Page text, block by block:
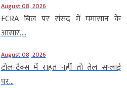
August 08, 2026
FCRA बिल पर संसद में घमासान के
आसार,...
August 08, 2026
टोल-टैक्स में राहत नहीं तो तेल सप्लाई
पर...